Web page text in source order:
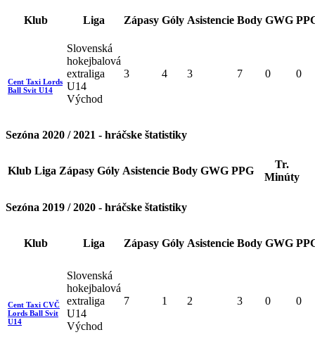
Klub Liga Zápasy Góly Asistencie Body GWG
Cent Taxi Lords
Ball Svit U14
Slovenská
hokejbalová
extraliga
U14
Východ
3 4 3 7 0 0
Sezóna 2020 / 2021 - hráčske štatistiky
Klub Liga Zápasy Góly Asistencie Body GWG PPG
Tr.
Minúty
Sezóna 2019 / 2020 - hráčske štatistiky
Klub Liga Zápasy Góly Asistencie Body GWG
Cent Taxi CVČ
Lords Ball Svit
U14
Slovenská
hokejbalová
extraliga
U14
Východ
7 1 2 3 0 0